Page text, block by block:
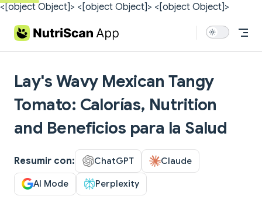
<[object Object]> <[object Object]> <[object Object]>
Lay's Wavy Mexican Tangy
Tomato: Calorías, Nutrition
and Beneficios para la Salud
Resumir con: ChatGPT Claude
AI Mode Perplexity